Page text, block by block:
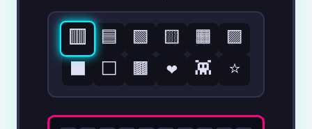
🟥 🟦 🟩 🟨 🟧
🟪
⬛
⬜ 🟫 ❤️ 👾 ⭐